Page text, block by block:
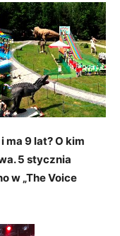
ma 9 lat? O kim
5 stycznia
w „The Voice